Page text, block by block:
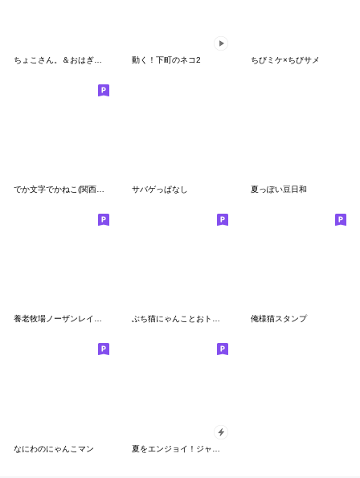
動く！下町のネコ2 ちびミケ×ちびサメ
サバゲっぱなし 夏っぽい豆日和
養老牧場ノーザンレイクの牧場猫メト＆チビ ぶち猫にゃんことおトモダチ 俺様猫スタンプ
なにわのにゃんこマン